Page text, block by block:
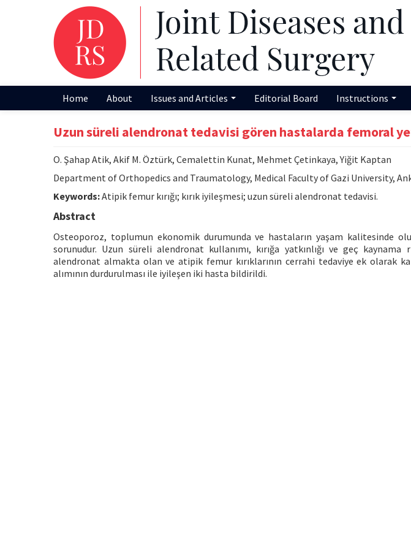
Home About Issues and Articles Editorial Board Instructions
Uzun süreli alendronat tedavisi gören hastalarda femoral
O. Şahap Atik, Akif M. Öztürk, Cemalettin Kunat, Mehmet Çetinkaya, Yiğit Kaptan
Department of Orthopedics and Traumatology, Medical Faculty of Gazi University,
Keywords:Atipik femur kırığı; kırık iyileşmesi; uzun süreli alendronat tedavisi.
Abstract
Osteoporoz, toplumun ekonomik durumunda ve hastaların yaşam kalitesinde
sorunudur. Uzun süreli alendronat kullanımı, kırığa yatkınlığı ve geç
alendronat almakta olan ve atipik femur kırıklarının cerrahi tedaviye ek olarak
alımının durdurulması ile iyileşen iki hasta bildirildi.